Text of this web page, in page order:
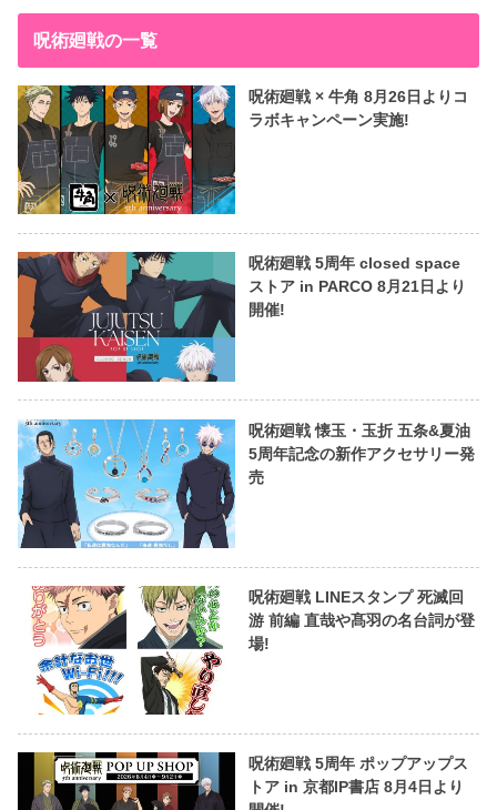
呪術廻戦の一覧
呪術廻戦 × 牛角 8月26日よりコ
ラボキャンペーン実施!
呪術廻戦 5周年 closed space
ストア in PARCO 8月21日より
開催!
呪術廻戦 懐玉・玉折 五条&夏油
5周年記念の新作アクセサリー発
売
呪術廻戦 LINEスタンプ 死滅回
游 前編 直哉や髙羽の名台詞が登
場!
呪術廻戦 5周年 ポップアップス
トア in 京都IP書店 8月4日より